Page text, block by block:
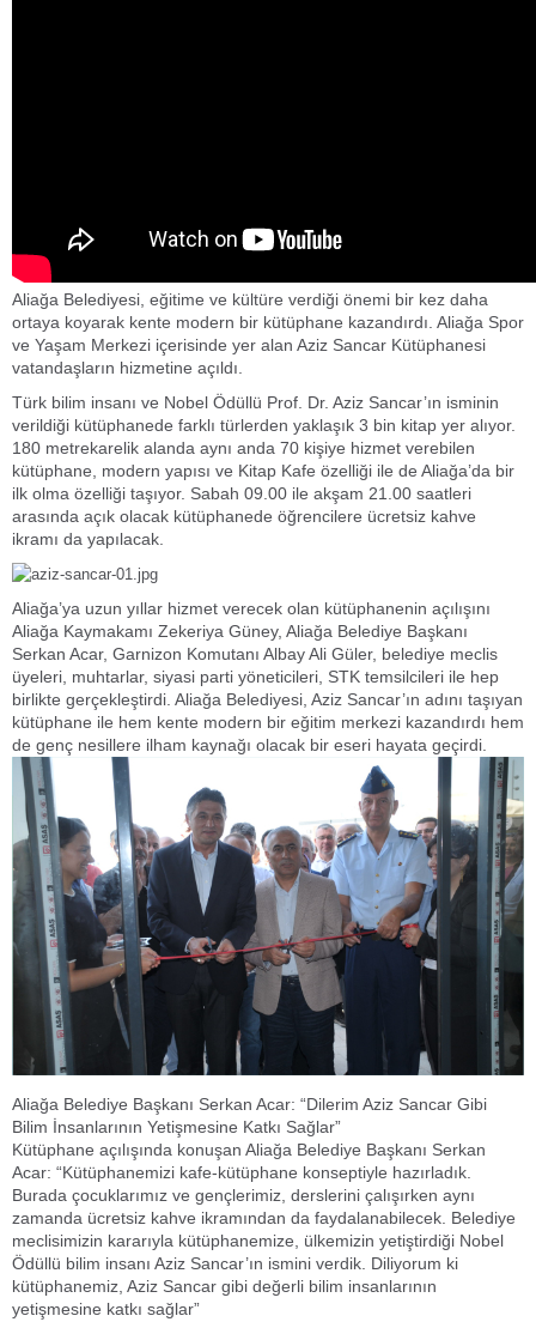
Aliağa Belediyesi, eğitime ve kültüre verdiği önemi bir kez daha
ortaya koyarak kente modern bir kütüphane kazandırdı. Aliağa Spor
ve Yaşam Merkezi içerisinde yer alan Aziz Sancar Kütüphanesi
vatandaşların hizmetine açıldı.
Türk bilim insanı ve Nobel Ödüllü Prof. Dr. Aziz Sancar’ın isminin
verildiği kütüphanede farklı türlerden yaklaşık 3 bin kitap yer alıyor.
180 metrekarelik alanda aynı anda 70 kişiye hizmet verebilen
kütüphane, modern yapısı ve Kitap Kafe özelliği ile de Aliağa’da bir
ilk olma özelliği taşıyor. Sabah 09.00 ile akşam 21.00 saatleri
arasında açık olacak kütüphanede öğrencilere ücretsiz kahve
ikramı da yapılacak.
Aliağa’ya uzun yıllar hizmet verecek olan kütüphanenin açılışını
Aliağa Kaymakamı Zekeriya Güney, Aliağa Belediye Başkanı
Serkan Acar, Garnizon Komutanı Albay Ali Güler, belediye meclis
üyeleri, muhtarlar, siyasi parti yöneticileri, STK temsilcileri ile hep
birlikte gerçekleştirdi. Aliağa Belediyesi, Aziz Sancar’ın adını taşıyan
kütüphane ile hem kente modern bir eğitim merkezi kazandırdı hem
de genç nesillere ilham kaynağı olacak bir eseri hayata geçirdi.
Aliağa Belediye Başkanı Serkan Acar: “Dilerim Aziz Sancar Gibi
Bilim İnsanlarının Yetişmesine Katkı Sağlar”
Kütüphane açılışında konuşan Aliağa Belediye Başkanı Serkan
Acar: “Kütüphanemizi kafe-kütüphane konseptiyle hazırladık.
Burada çocuklarımız ve gençlerimiz, derslerini çalışırken aynı
zamanda ücretsiz kahve ikramından da faydalanabilecek. Belediye
meclisimizin kararıyla kütüphanemize, ülkemizin yetiştirdiği Nobel
Ödüllü bilim insanı Aziz Sancar’ın ismini verdik. Diliyorum ki
kütüphanemiz, Aziz Sancar gibi değerli bilim insanlarının
yetişmesine katkı sağlar”